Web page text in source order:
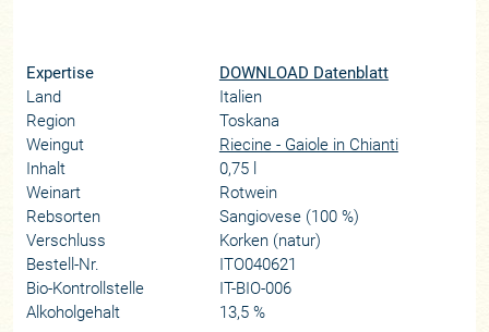
Expertise
DOWNLOAD Datenblatt
Land
Italien
Region
Toskana
Weingut
Riecine - Gaiole in Chianti
Inhalt
0,75 l
Weinart
Rotwein
Rebsorten
Sangiovese (100 %)
Verschluss
Korken (natur)
Bestell-Nr.
ITO040621
Bio-Kontrollstelle
IT-BIO-006
Alkoholgehalt
13,5 %